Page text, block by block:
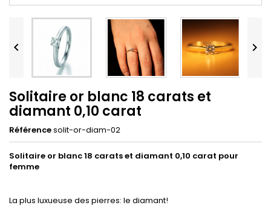
 
Solitaire or blanc 18 carats et
diamant 0,10 carat
Référencesolit-or-diam-02
Solitaire or blanc 18 carats et diamant 0,10 carat pour
femme
La plus luxueuse des pierres: le diamant!